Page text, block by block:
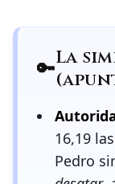
🔑La
16,19
Pedro